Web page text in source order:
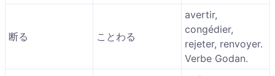
断る ことわる
avertir,
congédier,
rejeter, renvoyer.
Verbe Godan.